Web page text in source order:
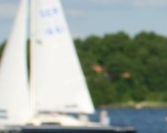
WIE WIRD MAN
HISTORY OF
FORMER